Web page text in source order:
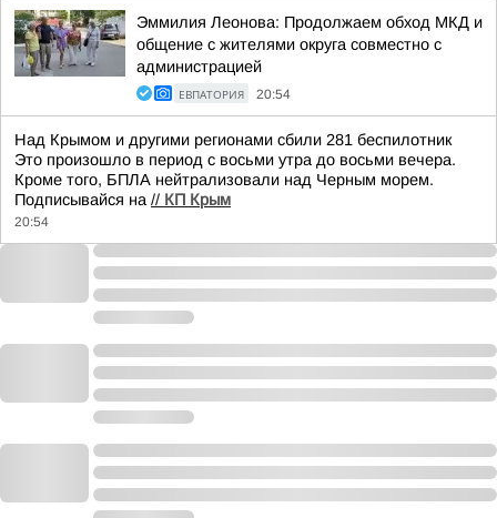
Эммилия Леонова: Продолжаем обход МКД и
общение с жителями округа совместно с
администрацией
ЕВПАТОРИЯ 20:54
Над Крымом и другими регионами сбили 281 беспилотник
Это произошло в период с восьми утра до восьми вечера.
Кроме того, БПЛА нейтрализовали над Черным морем.
Подписывайся на // КП Крым
20:54